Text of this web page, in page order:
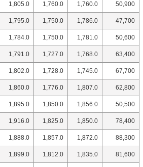
1,805.0 1,760.0 1,760.0 50,900
1,795.0 1,750.0 1,786.0 47,700
1,784.0 1,750.0 1,781.0 50,600
1,791.0 1,727.0 1,768.0 63,400
1,802.0 1,728.0 1,745.0 67,700
1,860.0 1,776.0 1,807.0 62,800
1,895.0 1,850.0 1,856.0 50,500
1,916.0 1,825.0 1,850.0 78,400
1,888.0 1,857.0 1,872.0 88,300
1,899.0 1,812.0 1,835.0 81,600